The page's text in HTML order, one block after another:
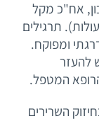
אח"כ מקל
תרגילים
ומפוקח.
להעזר
המטפל.
השרירים